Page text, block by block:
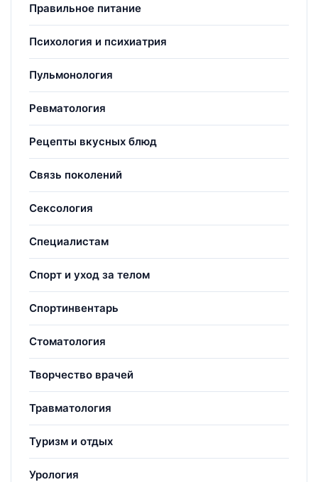
Правильное питание
Психология и психиатрия
Пульмонология
Ревматология
Рецепты вкусных блюд
Связь поколений
Сексология
Специалистам
Спорт и уход за телом
Спортинвентарь
Стоматология
Творчество врачей
Травматология
Туризм и отдых
Урология